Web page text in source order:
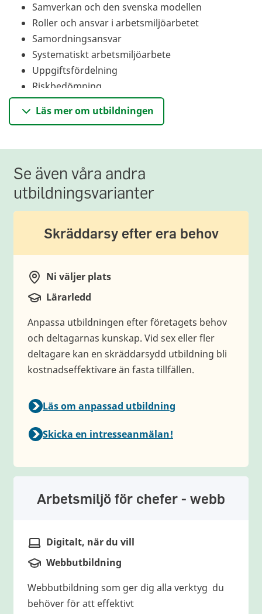
Samverkan och den svenska modellen
Roller och ansvar i arbetsmiljöarbetet
Samordningsansvar
Systematiskt arbetsmiljöarbete
Uppgiftsfördelning
Riskbedömning
Organisatorisk och social arbetsmiljö
Arbetsbelastning
Kränkande särbehandling
Hälsofrämjande arbetsmiljöarbete
Mål för organisatorisk och social arbetsmiljö
Läs mer om utbildningen
Se även våra andra
utbildningsvarianter
Skräddarsy efter era behov
Plats
Ni väljer plats
Typ av utbildning
Lärarledd
Anpassa utbildningen efter företagets behov
och deltagarnas kunskap. Vid sex eller fler
deltagare kan en skräddarsydd utbildning bli
kostnadseffektivare än fasta tillfällen.
Läs om anpassad utbildning
Skicka en intresseanmälan!
Arbetsmiljö för chefer - webb
Plats
Digitalt, när du vill
Typ av utbildning
Webbutbildning
Webbutbildning som ger dig alla verktyg du
behöver för att effektivt